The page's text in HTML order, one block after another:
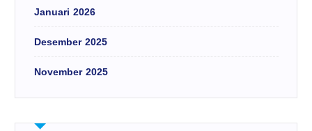
Januari 2026
Desember 2025
November 2025